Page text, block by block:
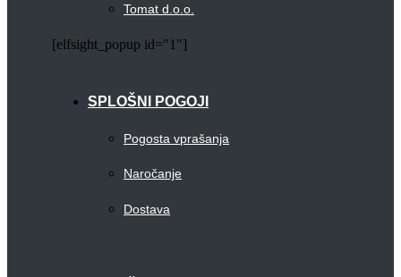
Tomat d.o.o.
[elfsight_popup id="1"]
SPLOŠNI POGOJI
Pogosta vprašanja
Naročanje
Dostava